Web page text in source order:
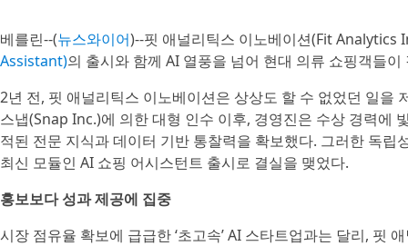
베를린--(뉴스와이어)--핏 애널리틱스 이노베이션(Fit
Assistant)의 출시와 함께 AI 열풍을 넘어 현대 의류 쇼핑객들
2년 전, 핏 애널리틱스 이노베이션은 상상도 할 수 없었던 일을
스냅(Snap Inc.)에 의한 대형 인수 이후, 경영진은 수상 경력에
적된 전문 지식과 데이터 기반 통찰력을 확보했다. 그러한 독
최신 모듈인 AI 쇼핑 어시스턴트 출시로 결실을 맺었다.
홍보보다 성과 제공에 집중
시장 점유율 확보에 급급한 ‘초고속’ AI 스타트업과는 달리, 핏